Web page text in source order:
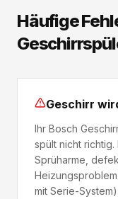
Häufige
Geschirr
Ihr Bosch
spült nicht
Sprüharme,
mit Serie-